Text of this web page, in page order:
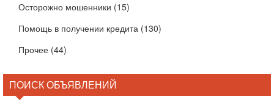
Осторожно мошенники (15)
Помощь в получении кредита (130)
Прочее (44)
ПОИСК ОБЪЯВЛЕНИЙ